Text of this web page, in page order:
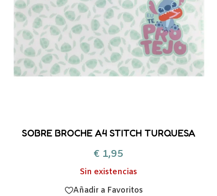
SOBRE BROCHE A4 STITCH TURQUESA
€ 1,95
Sin existencias
Añadir a Favoritos